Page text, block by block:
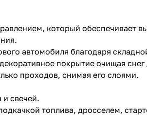
который обеспечивает
автомобиля благодаря
покрытие очищая
проходов, снимая его слоями.
и свечей.
топлива, дросселем,